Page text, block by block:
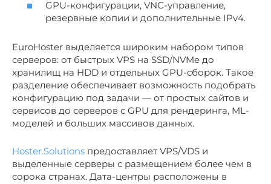
GPU-конфигурации, VNC-управление,
резервные копии и дополнительные IPv4.
EuroHoster выделяется широким набором типов
серверов: от быстрых VPS на SSD/NVMe до
хранилищ на HDD и отдельных GPU-сборок. Такое
разделение обеспечивает возможность подобрать
конфигурацию под задачи — от простых сайтов и
сервисов до серверов с GPU для рендеринга, ML-
моделей и больших массивов данных.
Hoster.Solutions предоставляет VPS/VDS и
выделенные серверы с размещением более чем в
сорока странах. Дата-центры расположены в